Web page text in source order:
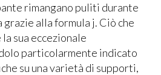
rimangano puliti durante
grazie alla formula j. Ciò che
sua eccezionale
particolarmente indicato
su una varietà di supporti,